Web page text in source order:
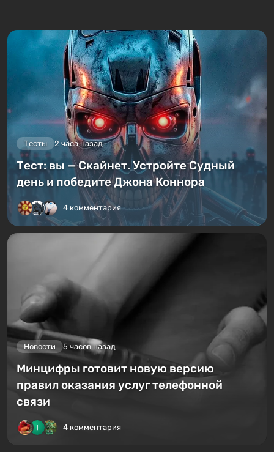
Тесты 2 часа назад
Тест: вы — Скайнет. Устройте Судный
день и победите Джона Коннора
4 комментария
Новости 5 часов назад
Минцифры готовит новую версию
правил оказания услуг телефонной
связи
4 комментария